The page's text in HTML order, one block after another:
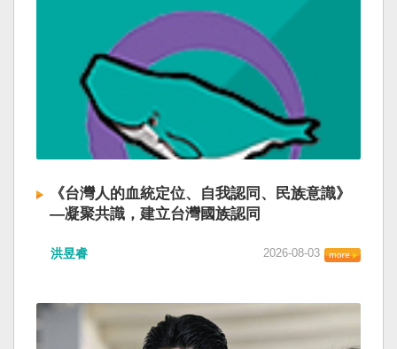
《台灣人的血統定位、自我認同、民族意識》
—凝聚共識，建立台灣國族認同
洪昱睿 2026-08-03